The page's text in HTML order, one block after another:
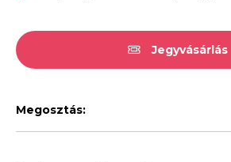
Jegyvásárlás
Megosztás: